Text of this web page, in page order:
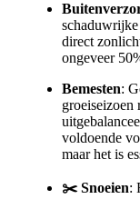
direct
ongeveer
Bemesten:
groeiseizoen
voldoende
maar het is
✂️ Snoeien: